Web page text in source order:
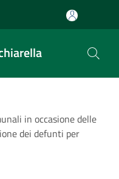
in occasione delle
dei defunti per